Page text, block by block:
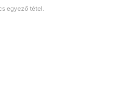
egyező tétel.